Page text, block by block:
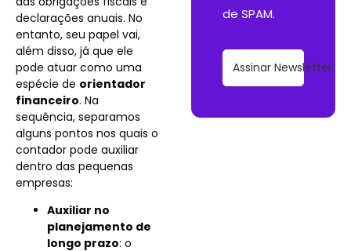
declarações anuais. No
entanto, seu papel vai,
além disso, já que ele
pode atuar como uma
espécie de orientador
financeiro. Na
sequência, separamos
alguns pontos nos quais o
contador pode auxiliar
dentro das pequenas
empresas:
Auxiliar no
planejamento de
longo prazo: o
de SPAM.
Assinar Newsletter